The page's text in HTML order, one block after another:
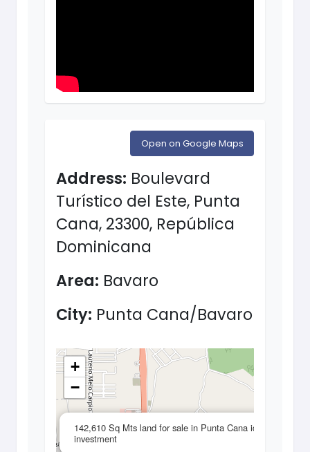
Open on Google Maps
Address: Boulevard
Turístico del Este, Punta
Cana, 23300, República
Dominicana
Area: Bavaro
City: Punta Cana/Bavaro
142,610 Sq Mts land for sale in Punta Cana ideal for
investment
+
−